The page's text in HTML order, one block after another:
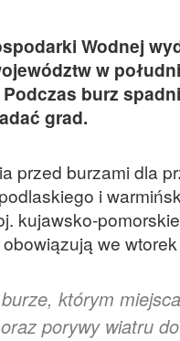
Wodnej
w
burz
grad.
przed burzami dla
i
kujawsko-
we
którym
porywy wiatru